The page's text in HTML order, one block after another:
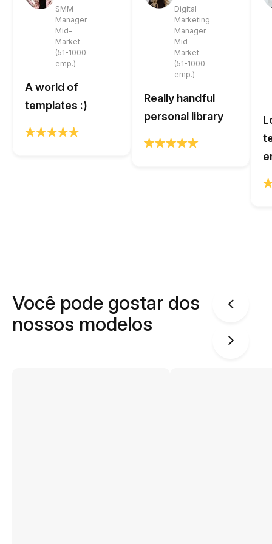
SMM
Manager
Mid-
Market
(51-1000
emp.)
A world of
templates :)
Digital
Marketing
Manager
Mid-
Market
(51-1000
emp.)
Really handful
personal library
Você pode gostar dos
nossos modelos